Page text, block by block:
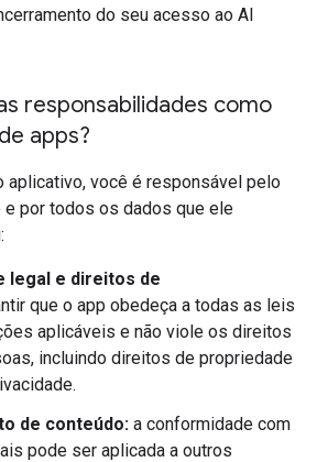
do seu acesso ao AI
responsabilidades como
apps?
aplicativo, você é responsável pelo
por todos os dados que ele
legal e direitos de
que o app obedeça a todas as leis
aplicáveis e não viole os direitos
incluindo direitos de propriedade
de conteúdo: a conformidade com
pode ser aplicada a outros